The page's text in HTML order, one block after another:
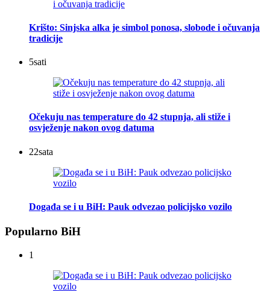
Krišto: Sinjska alka je simbol ponosa, slobode i očuvanja
tradicije
5sati
Očekuju nas temperature do 42 stupnja, ali stiže i
osvježenje nakon ovog datuma
22sata
Događa se i u BiH: Pauk odvezao policijsko vozilo
Popularno BiH
1